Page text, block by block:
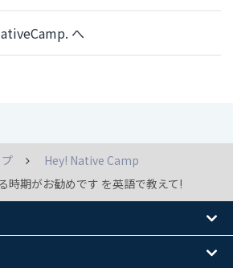
へ
Hey! Native Camp
時期がお勧めです を英語で教えて!